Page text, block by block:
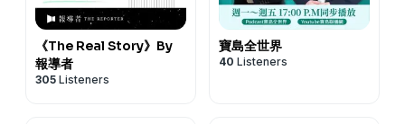
《The Real Story》By
報導者
305 Listeners
寶島全世界
40 Listeners